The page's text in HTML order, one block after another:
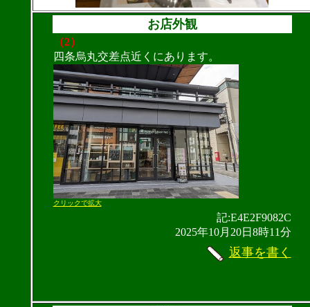
お店外観
（2）
四条烏丸交差点近くにあります。
クリックで拡大
記:E4E2F9082C
2025年10月20日8時11分
返事を書く